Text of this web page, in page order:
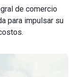
de comercio
para impulsar su